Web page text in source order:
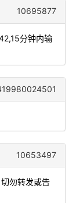
10695877
分钟内输
10653497
勿转发或告